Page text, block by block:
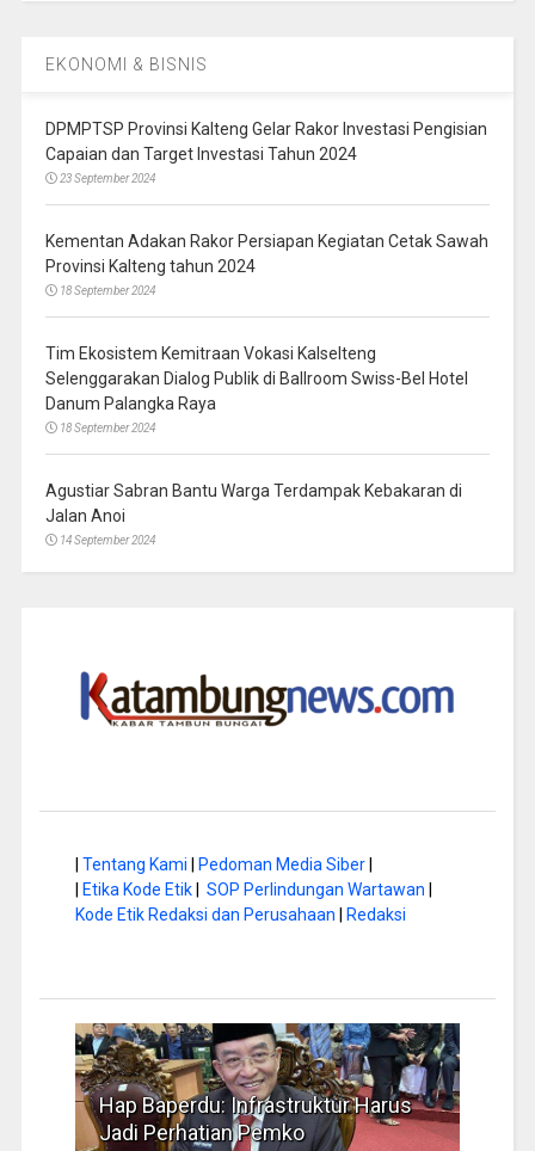
EKONOMI & BISNIS
DPMPTSP Provinsi Kalteng Gelar Rakor Investasi Pengisian
Capaian dan Target Investasi Tahun 2024
23 September 2024
Kementan Adakan Rakor Persiapan Kegiatan Cetak Sawah
Provinsi Kalteng tahun 2024
18 September 2024
Tim Ekosistem Kemitraan Vokasi Kalselteng
Selenggarakan Dialog Publik di Ballroom Swiss-Bel Hotel
Danum Palangka Raya
18 September 2024
Agustiar Sabran Bantu Warga Terdampak Kebakaran di
Jalan Anoi
14 September 2024
Tentang Kami Pedoman Media Siber|
Etika Kode Etik| SOP Perlindungan Wartawan
Kode Etik Redaksi dan Perusahaan
Redaksi
Hap Baperdu: Infrastruktur Harus
Jadi Perhatian Pemko